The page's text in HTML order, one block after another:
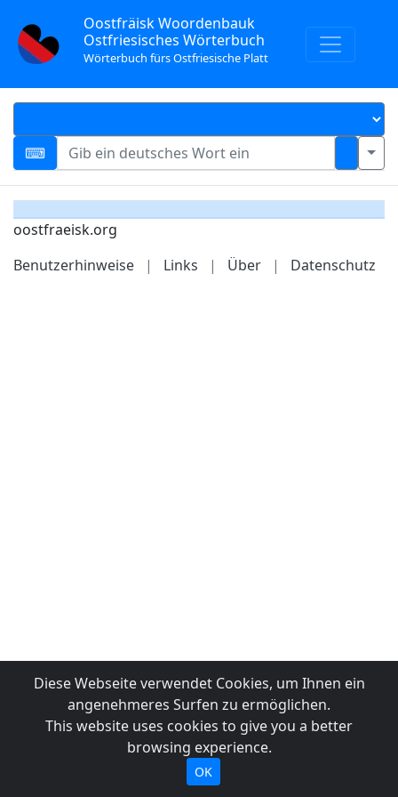
Oostfräisk Woordenbauk
Ostfriesisches Wörterbuch
Wörterbuch fürs Ostfriesische Platt
oostfraeisk.org
Benutzerhinweise
| Links | Über | Datenschutz
Diese Webseite verwendet Cookies, um Ihnen ein
angenehmeres Surfen zu ermöglichen.
This website uses cookies to give you a better
browsing experience.
OK